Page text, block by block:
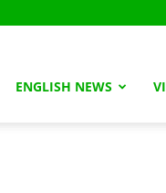
ENGLISH NEWS